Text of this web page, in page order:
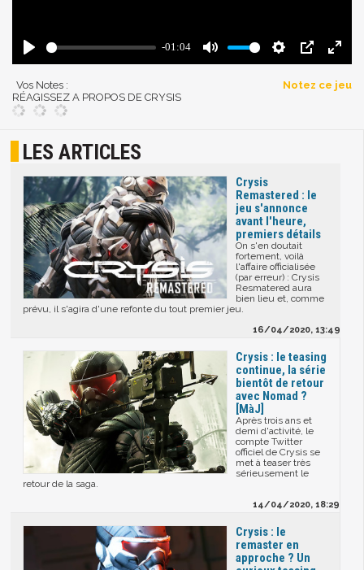
Vos Notes :
Notez ce jeu
RÉAGISSEZ A PROPOS DE CRYSIS
LES ARTICLES
Crysis
Remastered : le
jeu s'annonce
avant l'heure,
premiers détails
On s'en doutait
fortement, voilà
l'affaire officialisée
(par erreur) : Crysis
Resmatered aura
bien lieu et, comme
prévu, il s'agira d'une refonte du tout premier jeu.
16/04/2020, 13:49
Crysis : le teasing
continue, la série
bientôt de retour
avec Nomad ?
[MàJ]
Après trois ans et
demi d'activité, le
compte Twitter
officiel de Crysis se
met à teaser très
sérieusement le
retour de la saga.
14/04/2020, 18:29
Crysis : le
remaster en
approche ? Un